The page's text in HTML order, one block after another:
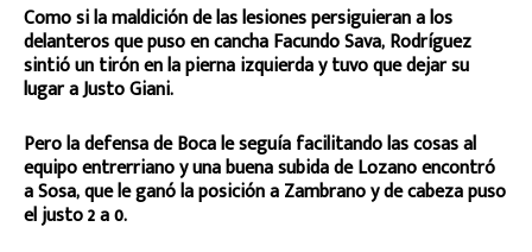
Como si la maldición de las lesiones persiguieran a los
delanteros que puso en cancha Facundo Sava, Rodríguez
sintió un tirón en la pierna izquierda y tuvo que dejar su
lugar a Justo Giani.
Pero la defensa de Boca le seguía facilitando las cosas al
equipo entrerriano y una buena subida de Lozano encontró
a Sosa, que le ganó la posición a Zambrano y de cabeza puso
el justo 2 a 0.